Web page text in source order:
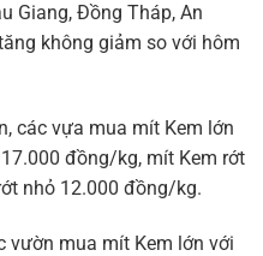
Giang, Đồng Tháp, An
không giảm so với hôm
các vựa mua mít Kem lớn
đồng/kg, mít Kem rớt
nhỏ 12.000 đồng/kg.
vườn mua mít Kem lớn với